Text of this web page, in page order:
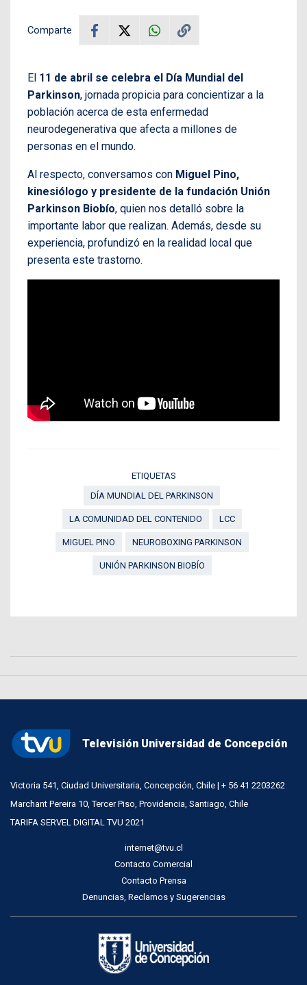
Comparte
El 11 de abril se celebra el Día Mundial del
Parkinson, jornada propicia para concientizar a la
población acerca de esta enfermedad
neurodegenerativa que afecta a millones de
personas en el mundo.
Al respecto, conversamos con Miguel Pino,
kinesiólogo y presidente de la fundación Unión
Parkinson Biobío, quien nos detalló sobre la
importante labor que realizan. Además, desde su
experiencia, profundizó en la realidad local que
presenta este trastorno.
ETIQUETAS
DÍA MUNDIAL DEL PARKINSON
LA COMUNIDAD DEL CONTENIDO LCC
MIGUEL PINO NEUROBOXING PARKINSON
UNIÓN PARKINSON BIOBÍO
Televisión Universidad de Concepción
Victoria 541, Ciudad Universitaria, Concepción, Chile | + 56 41 2203262
Marchant Pereira 10, Tercer Piso, Providencia, Santiago, Chile
TARIFA SERVEL DIGITAL TVU 2021
internet@tvu.cl
Contacto Comercial
Contacto Prensa
Denuncias, Reclamos y Sugerencias